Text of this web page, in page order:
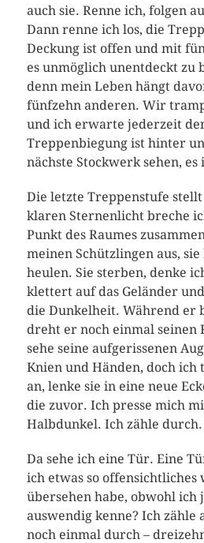
auch sie. Renne ich, folgen
Dann renne ich los, die
Deckung ist offen und mit
es unmöglich unentdeckt zu
denn mein Leben hängt
fünfzehn anderen. Wir
und ich erwarte jederzeit
Treppenbiegung ist hinter
nächste Stockwerk sehen, es
Die letzte Treppenstufe
klaren Sternenlicht breche
Punkt des Raumes
meinen Schützlingen aus, sie
heulen. Sie sterben, denke
klettert auf das Geländer
die Dunkelheit. Während er
dreht er noch einmal seinen
sehe seine aufgerissenen
Knien und Händen, doch ich
an, lenke sie in eine neue
die zuvor. Ich presse mich
Halbdunkel. Ich zähle
Da sehe ich eine Tür. Eine
ich etwas so offensichtliches
übersehen habe, obwohl ich
auswendig kenne? Ich zähle
noch einmal durch –